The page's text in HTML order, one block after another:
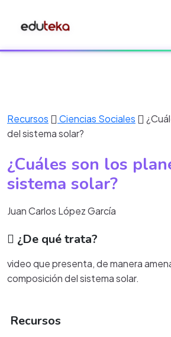
Recursos Ciencias Sociales
del sistema solar?
¿Cuáles son los
sistema solar?
Juan Carlos López García
¿De qué trata?
video que presenta, de manera
composición del sistema solar.
Recursos